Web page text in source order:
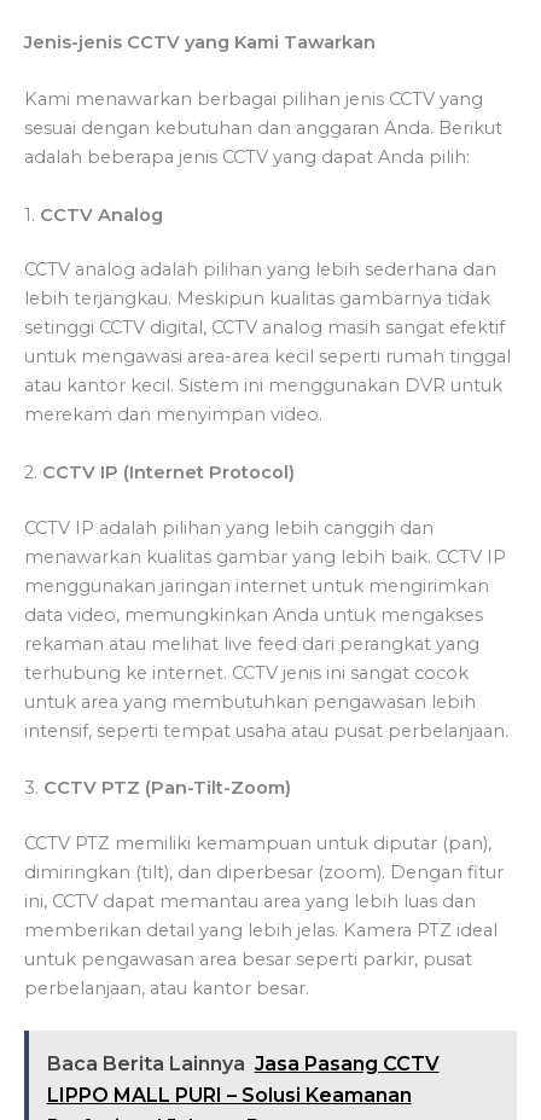
Jenis-jenis CCTV yang Kami Tawarkan
Kami menawarkan berbagai pilihan jenis CCTV yang
sesuai dengan kebutuhan dan anggaran Anda. Berikut
adalah beberapa jenis CCTV yang dapat Anda pilih:
1. CCTV Analog
CCTV analog adalah pilihan yang lebih sederhana dan
lebih terjangkau. Meskipun kualitas gambarnya tidak
setinggi CCTV digital, CCTV analog masih sangat efektif
untuk mengawasi area-area kecil seperti rumah tinggal
atau kantor kecil. Sistem ini menggunakan DVR untuk
merekam dan menyimpan video.
2. CCTV IP (Internet Protocol)
CCTV IP adalah pilihan yang lebih canggih dan
menawarkan kualitas gambar yang lebih baik. CCTV IP
menggunakan jaringan internet untuk mengirimkan
data video, memungkinkan Anda untuk mengakses
rekaman atau melihat live feed dari perangkat yang
terhubung ke internet. CCTV jenis ini sangat cocok
untuk area yang membutuhkan pengawasan lebih
intensif, seperti tempat usaha atau pusat perbelanjaan.
3. CCTV PTZ (Pan-Tilt-Zoom)
CCTV PTZ memiliki kemampuan untuk diputar (pan),
dimiringkan (tilt), dan diperbesar (zoom). Dengan fitur
ini, CCTV dapat memantau area yang lebih luas dan
memberikan detail yang lebih jelas. Kamera PTZ ideal
untuk pengawasan area besar seperti parkir, pusat
perbelanjaan, atau kantor besar.
Baca Berita Lainnya Jasa Pasang CCTV
LIPPO MALL PURI – Solusi Keamanan